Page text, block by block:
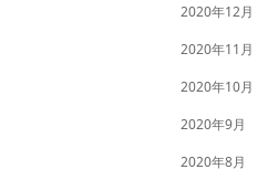
2020年12月
2020年11月
2020年10月
2020年9月
2020年8月